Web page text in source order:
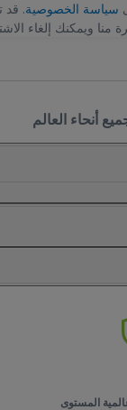
سياسة الخصوصية. قد
منا ويمكنك إلغاء
أنحاء العالم
المستوى